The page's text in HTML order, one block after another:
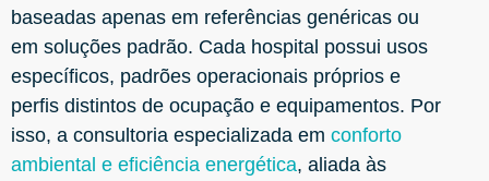
baseadas apenas em referências genéricas ou
em soluções padrão. Cada hospital possui usos
específicos, padrões operacionais próprios e
perfis distintos de ocupação e equipamentos. Por
isso, a consultoria especializada em conforto
ambiental e eficiência energética, aliada às